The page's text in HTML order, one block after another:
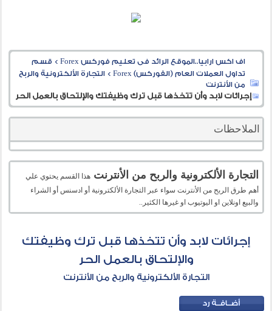
اف اكس ارابيا..الموقع الرائد فى تعليم فوركس Forex > قسم
تداول العملات العام (الفوركس) Forex
>التجارة الألكترونية والربح
من الأنترنت
إجرائات لابد وأن تتخذها قبل ترك وظيفتك والإلتحاق بالعمل الحر
الملاحظات
التجارة الألكترونية والربح من الأنترنت هذا القسم يحتوي علي
أهم طرق الربح من الأنترنت سواء عبر التجارة الألكترونية أو ادسنس أو الشراء
والبيع اونلاين او اليوتيوب او غيرها الكثير..
إجرائات لابد وأن تتخذها قبل ترك وظيفتك
والإلتحاق بالعمل الحر
التجارة الألكترونية والربح من الأنترنت